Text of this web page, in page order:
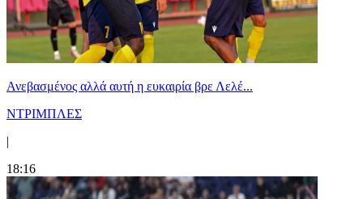
Ανεβασμένος αλλά αυτή η ευκαιρία βρε Λελέ...
ΝΤΡΙΜΠΛΕΣ
|
18:16